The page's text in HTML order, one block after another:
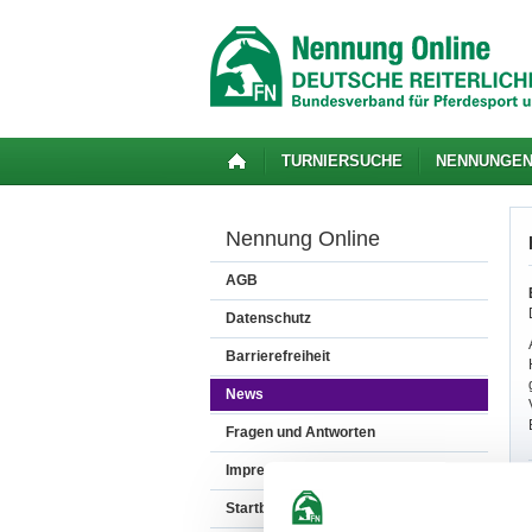
TURNIERSUCHE NENNUNGEN
Nennung Online
AGB
Datenschutz
Barrierefreiheit
News
Fragen und Antworten
Impressum
Startbereitschaft.online